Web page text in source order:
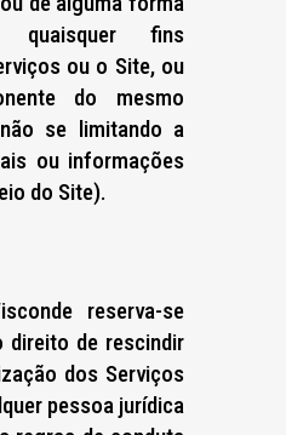
quaisquer fins
ou o Site, ou
do mesmo
se limitando a
ou informações
do Site).
reserva-se
direito de rescindir
dos Serviços
pessoa jurídica